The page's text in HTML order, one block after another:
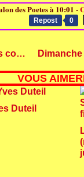
des Poetes à 10:01 -
Repost 0
Le Père Noel n'est pas content !
VOUS
Duteil